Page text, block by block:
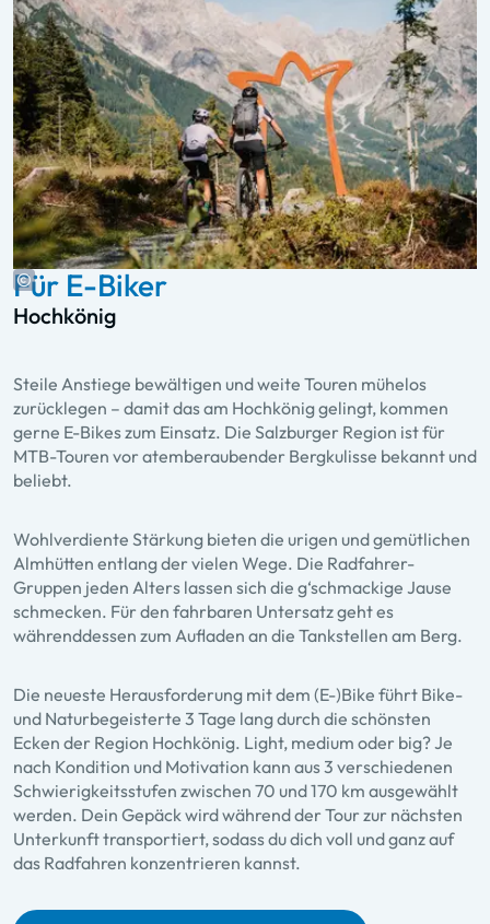
Für E-Biker
Hochkönig
Steile Anstiege bewältigen und weite Touren mühelos
zurücklegen – damit das am Hochkönig gelingt, kommen
gerne E-Bikes zum Einsatz. Die Salzburger Region ist für
MTB-Touren vor atemberaubender Bergkulisse bekannt und
beliebt.
Wohlverdiente Stärkung bieten die urigen und gemütlichen
Almhütten entlang der vielen Wege. Die Radfahrer-
Gruppen jeden Alters lassen sich die g‘schmackige Jause
schmecken. Für den fahrbaren Untersatz geht es
währenddessen zum Aufladen an die Tankstellen am Berg.
Die neueste Herausforderung mit dem (E-)Bike führt Bike-
und Naturbegeisterte 3 Tage lang durch die schönsten
Ecken der Region Hochkönig. Light, medium oder big? Je
nach Kondition und Motivation kann aus 3 verschiedenen
Schwierigkeitsstufen zwischen 70 und 170 km ausgewählt
werden. Dein Gepäck wird während der Tour zur nächsten
Unterkunft transportiert, sodass du dich voll und ganz auf
das Radfahren konzentrieren kannst.